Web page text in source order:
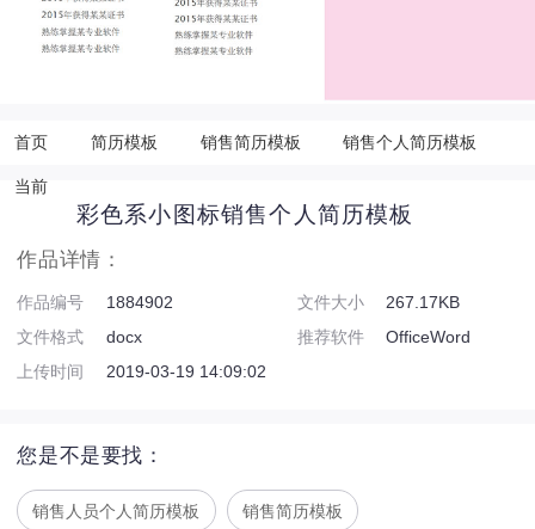
首页 简历模板 销售简历模板 销售个人简历模板
当前
彩色系小图标销售个人简历模板
作品详情：
作品编号 1884902 文件大小
267.17KB
文件格式
docx 推荐软件
OfficeWord
上传时间
2019-03-19 14:09:02
您是不是要找：
销售人员个人简历模板 销售简历模板